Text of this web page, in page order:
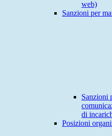
web)
Sanzioni per
Sanzioni
di
Posizioni